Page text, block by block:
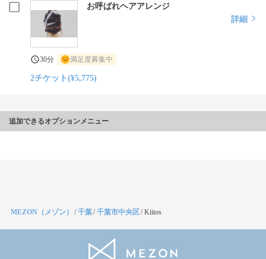
お呼ばれヘアアレンジ
詳細
30分 満足度募集中
2チケット(¥5,775)
追加できるオプションメニュー
MEZON（メゾン） /千葉/千葉市中央区/Kiitos